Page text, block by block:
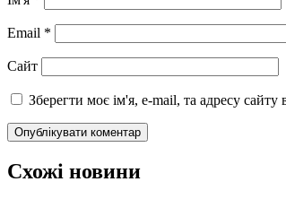
Email *
Сайт
Зберегти моє ім'я, e-mail, та адресу
Схожі новини